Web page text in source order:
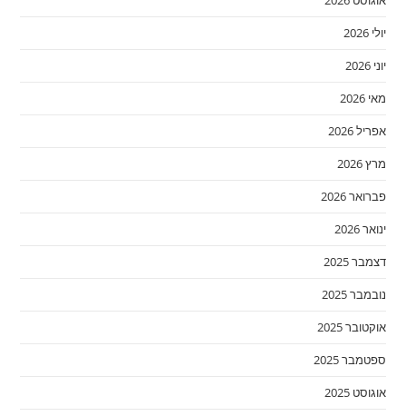
יולי 2026
יוני 2026
מאי 2026
אפריל 2026
מרץ 2026
פברואר 2026
ינואר 2026
דצמבר 2025
נובמבר 2025
אוקטובר 2025
ספטמבר 2025
אוגוסט 2025